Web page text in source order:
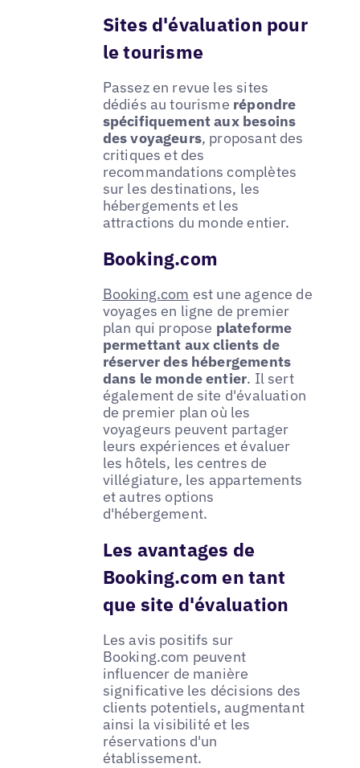
Sites d'évaluation pour
le tourisme
Passez en revue les sites
dédiés au tourisme répondre
spécifiquement aux besoins
des voyageurs, proposant des
critiques et des
recommandations complètes
sur les destinations, les
hébergements et les
attractions du monde entier.
Booking.com
Booking.com est une agence de
voyages en ligne de premier
plan qui propose plateforme
permettant aux clients de
réserver des hébergements
dans le monde entier. Il sert
également de site d'évaluation
de premier plan où les
voyageurs peuvent partager
leurs expériences et évaluer
les hôtels, les centres de
villégiature, les appartements
et autres options
d'hébergement.
Les avantages de
Booking.com en tant
que site d'évaluation
Les avis positifs sur
Booking.com peuvent
influencer de manière
significative les décisions des
clients potentiels, augmentant
ainsi la visibilité et les
réservations d'un
établissement.